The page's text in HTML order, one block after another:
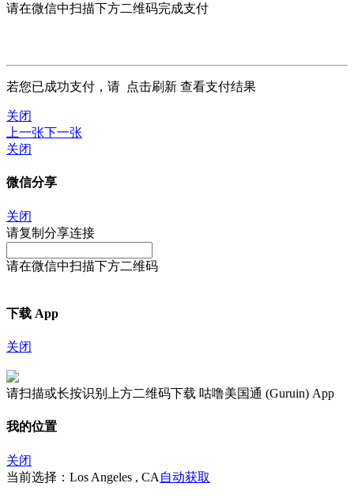
请在微信中扫描下方二维码完成支付
若您已成功支付，请 点击刷新 查看支付结果
关闭
上一张下一张
关闭
微信分享
关闭
请复制分享连接
请在微信中扫描下方二维码
下载 App
关闭
请扫描或长按识别上方二维码下载 咕噜美国通 (Guruin) App
我的位置
关闭
当前选择：Los Angeles , CA 自动获取